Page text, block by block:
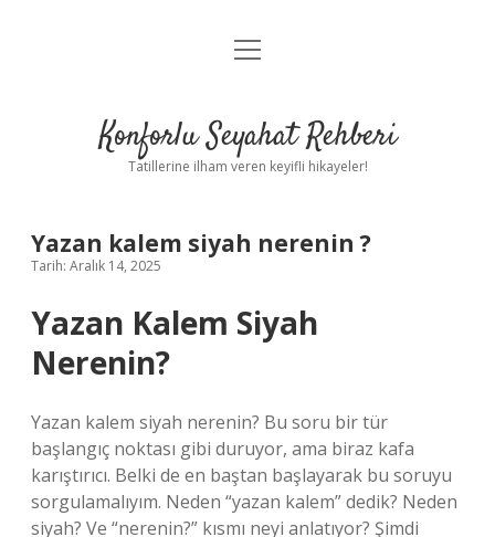
Anasayfa
Yasal Uyarı
menüyü
Konforlu Seyahat Rehberi
Tatillerine ilham veren keyifli hikayeler!
Yazan kalem siyah nerenin ?
Tarih: Aralık 14, 2025
Yazan Kalem Siyah
Nerenin?
Yazan kalem siyah nerenin? Bu soru bir tür
başlangıç noktası gibi duruyor, ama biraz kafa
karıştırıcı. Belki de en baştan başlayarak bu soruyu
sorgulamalıyım. Neden “yazan kalem” dedik? Neden
siyah? Ve “nerenin?” kısmı neyi anlatıyor? Şimdi